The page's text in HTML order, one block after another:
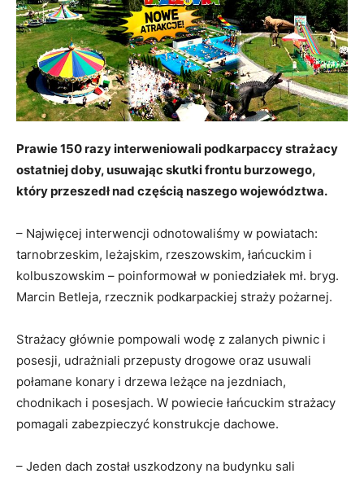
Prawie 150 razy interweniowali podkarpaccy strażacy
ostatniej doby, usuwając skutki frontu burzowego,
który przeszedł nad częścią naszego województwa.
– Najwięcej interwencji odnotowaliśmy w powiatach:
tarnobrzeskim, leżajskim, rzeszowskim, łańcuckim i
kolbuszowskim – poinformował w poniedziałek mł. bryg.
Marcin Betleja, rzecznik podkarpackiej straży pożarnej.
Strażacy głównie pompowali wodę z zalanych piwnic i
posesji, udrażniali przepusty drogowe oraz usuwali
połamane konary i drzewa leżące na jezdniach,
chodnikach i posesjach. W powiecie łańcuckim strażacy
pomagali zabezpieczyć konstrukcje dachowe.
– Jeden dach został uszkodzony na budynku sali